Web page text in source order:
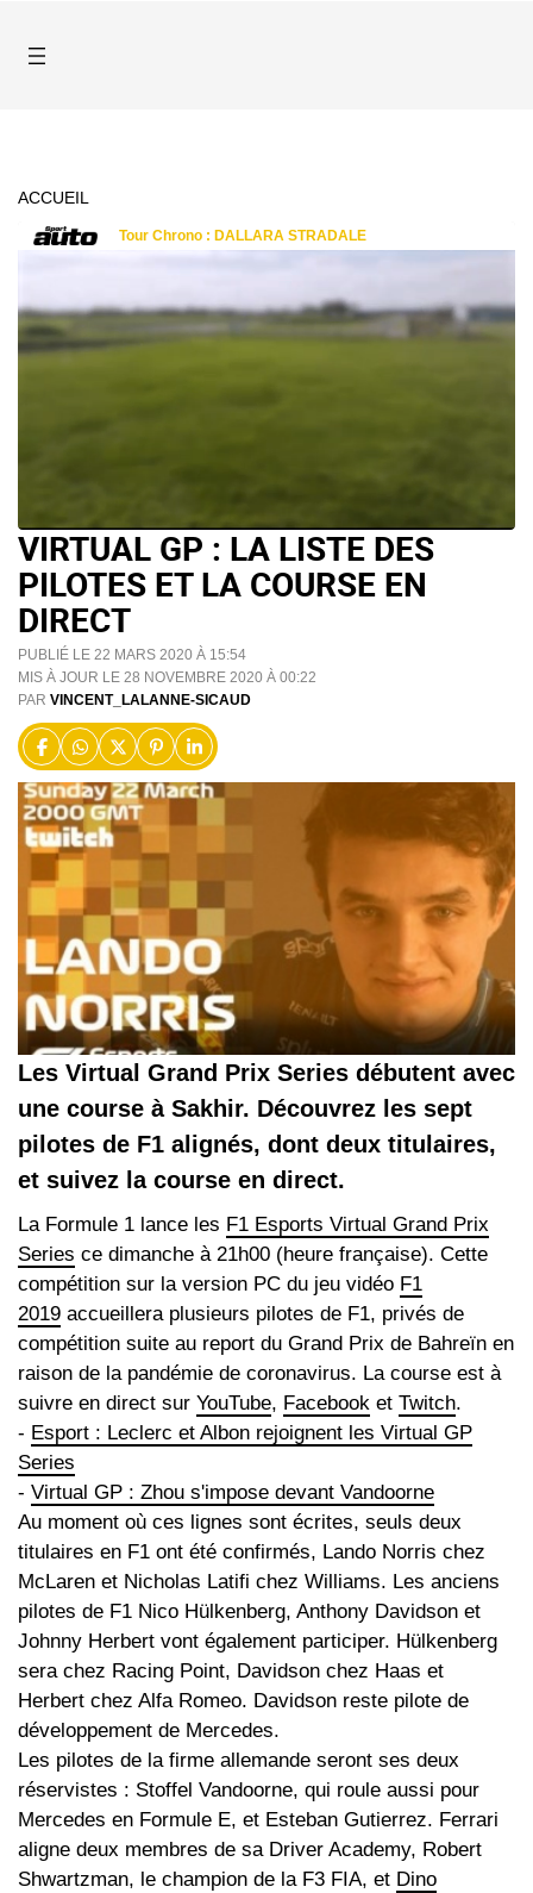
ACCUEIL
VIRTUAL GP : LA LISTE DES
PILOTES ET LA COURSE EN
DIRECT
PUBLIÉ LE 22 MARS 2020 À 15:54
MIS À JOUR LE 28 NOVEMBRE 2020 À 00:22
PAR VINCENT_LALANNE-SICAUD
Les Virtual Grand Prix Series débutent avec
une course à Sakhir. Découvrez les sept
pilotes de F1 alignés, dont deux titulaires,
et suivez la course en direct.
La Formule 1 lance les F1 Esports Virtual Grand Prix
Series ce dimanche à 21h00 (heure française). Cette
compétition sur la version PC du jeu vidéo F1
2019 accueillera plusieurs pilotes de F1, privés de
compétition suite au report du Grand Prix de Bahreïn en
raison de la pandémie de coronavirus. La course est à
suivre en direct sur YouTube, Facebook et Twitch.
- Esport : Leclerc et Albon rejoignent les Virtual GP
Series
- Virtual GP : Zhou s'impose devant Vandoorne
Au moment où ces lignes sont écrites, seuls deux
titulaires en F1 ont été confirmés, Lando Norris chez
McLaren et Nicholas Latifi chez Williams. Les anciens
pilotes de F1 Nico Hülkenberg, Anthony Davidson et
Johnny Herbert vont également participer. Hülkenberg
sera chez Racing Point, Davidson chez Haas et
Herbert chez Alfa Romeo. Davidson reste pilote de
développement de Mercedes.
Les pilotes de la firme allemande seront ses deux
réservistes : Stoffel Vandoorne, qui roule aussi pour
Mercedes en Formule E, et Esteban Gutierrez. Ferrari
aligne deux membres de sa Driver Academy, Robert
Shwartzman, le champion de la F3 FIA, et Dino